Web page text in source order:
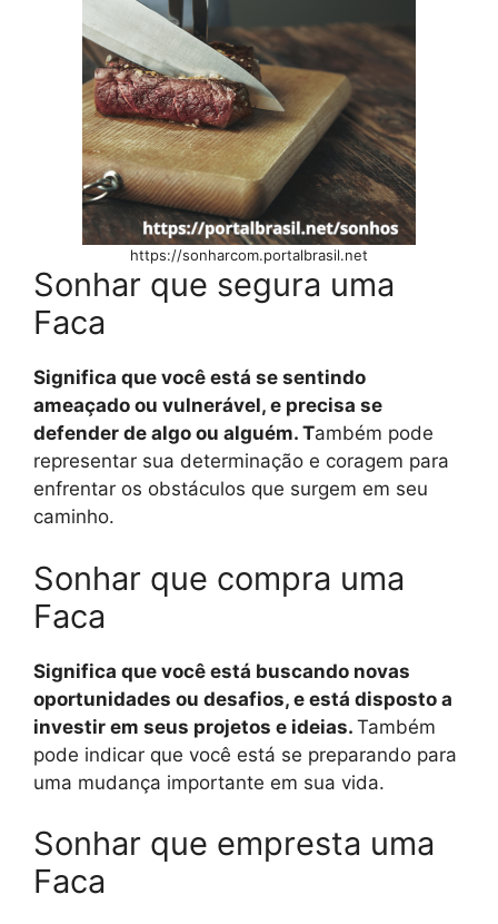
https://sonharcom.portalbrasil.net
Sonhar que segura uma
Faca
Significa que você está se sentindo
ameaçado ou vulnerável, e precisa se
defender de algo ou alguém. Também pode
representar sua determinação e coragem para
enfrentar os obstáculos que surgem em seu
caminho.
Sonhar que compra uma
Faca
Significa que você está buscando novas
oportunidades ou desafios, e está disposto a
investir em seus projetos e ideias. Também
pode indicar que você está se preparando para
uma mudança importante em sua vida.
Sonhar que empresta uma
Faca